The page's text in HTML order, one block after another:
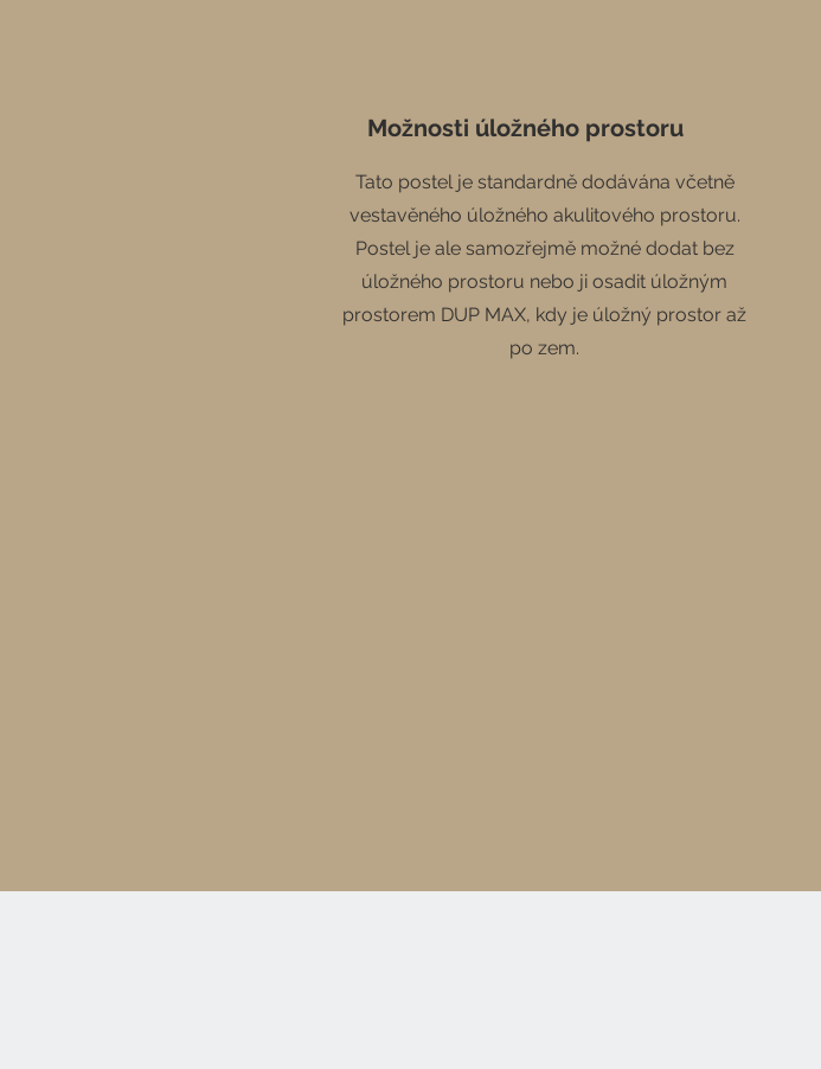
Možnosti úložného prostoru
Tato postel je standardně dodávána včetně
vestavěného úložného akulitového prostoru.
Postel je ale samozřejmě možné dodat bez
úložného prostoru nebo ji osadit úložným
prostorem DUP MAX, kdy je úložný prostor až
po zem.